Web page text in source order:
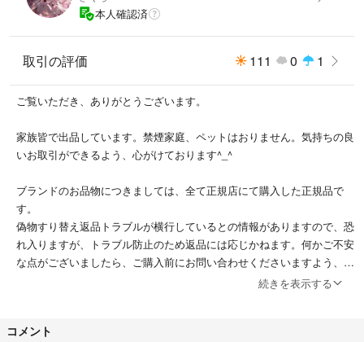
本人確認済
取引の評価 111 0 1
ご覧いただき、ありがとうございます。
家族皆で出品しています。禁煙家庭、ペットはおりません。気持ちの良
いお取引ができるよう、心がけております^_^
ブランドのお品物につきましては、全て正規店にて購入した正規品で
す。
偽物すり替え返品トラブルが横行しているとの情報がありますので、恐
れ入りますが、トラブル防止のため返品には応じかねます。何かご不安
な点がございましたら、ご購入前にお問い合わせくださいますよう、よ
ざいますので、何卒ご了承ください。ご購入を検討されている場合は早
続きを表示する
コメント